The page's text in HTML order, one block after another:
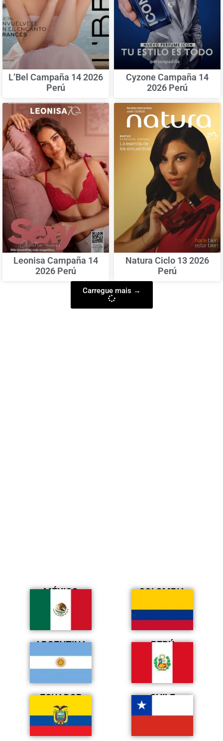
L’Bel Campaña 14 2026
Perú
Cyzone Campaña 14
2026 Perú
Leonisa Campaña 14
2026 Perú
Natura Ciclo 13 2026
Perú
Carregue mais →
MÉXICO COLOMBIA
ARGENTINA PERÚ
ECUADOR CHILE